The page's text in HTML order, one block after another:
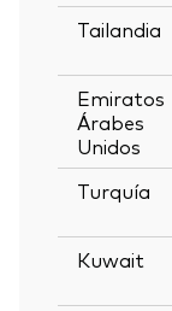
Tailandia
Emiratos
Árabes
Unidos
Turquía
Kuwait